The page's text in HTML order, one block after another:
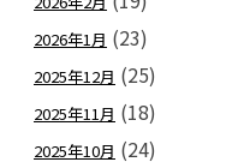
2026年1月 (23)
2025年12月 (25)
2025年11月 (18)
2025年10月 (24)